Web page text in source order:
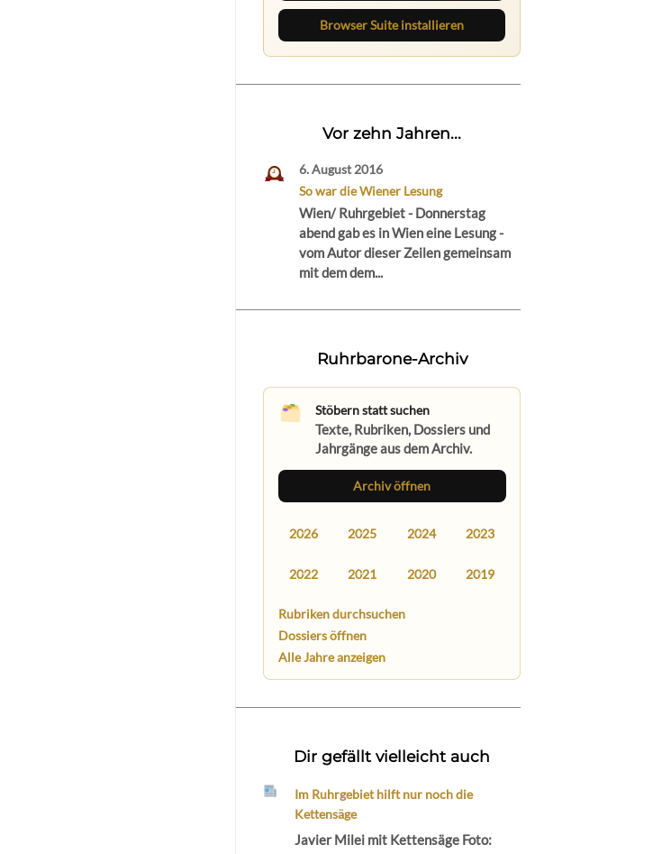
Browser Suite installieren
Vor zehn Jahren...
6. August 2016
So war die Wiener Lesung
Wien/ Ruhrgebiet - Donnerstag
abend gab es in Wien eine Lesung -
vom Autor dieser Zeilen gemeinsam
mit dem dem...
Ruhrbarone-Archiv
Stöbern statt suchen
Texte, Rubriken, Dossiers und
Jahrgänge aus dem Archiv.
Archiv öffnen
2026 2025 2024 2023
2022 2021 2020 2019
Rubriken durchsuchen
Dossiers öffnen
Alle Jahre anzeigen
Dir gefällt vielleicht auch
Im Ruhrgebiet hilft nur noch die
Kettensäge
Javier Milei mit Kettensäge Foto: